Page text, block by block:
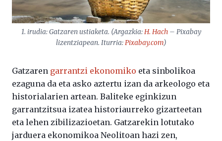
1. irudia: Gatzaren ustiaketa. (Argazkia:H. Hach– Pixabay
lizentziapean. Iturria:Pixabay.com)
Gatzaren garrantzi ekonomiko eta sinbolikoa
ezaguna da eta asko aztertu izan da arkeologo eta
historialarien artean. Baliteke eginkizun
garrantzitsua izatea historiaurreko gizarteetan
eta lehen zibilizazioetan. Gatzarekin lotutako
jarduera ekonomikoa Neolitoan hazi zen,